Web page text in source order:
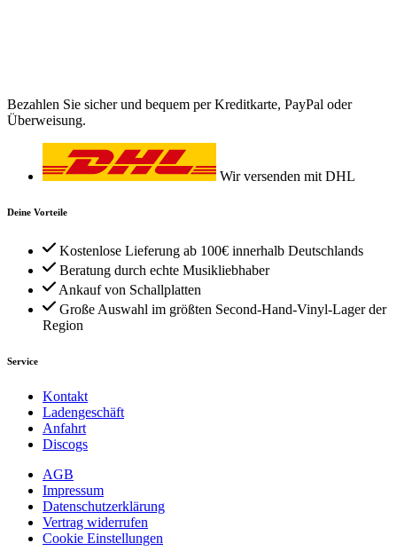
Bezahlen Sie sicher und bequem per Kreditkarte, PayPal oder
Überweisung.
Wir versenden mit DHL
Deine Vorteile
Kostenlose Lieferung ab 100€ innerhalb Deutschlands
Beratung durch echte Musikliebhaber
Ankauf von Schallplatten
Große Auswahl im größten Second-Hand-Vinyl-Lager der
Region
Service
Kontakt
Ladengeschäft
Anfahrt
Discogs
AGB
Impressum
Datenschutzerklärung
Vertrag widerrufen
Cookie Einstellungen